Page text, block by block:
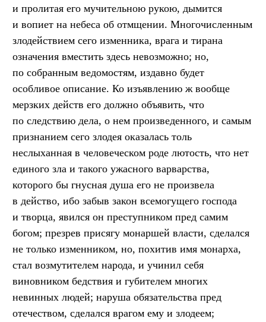
и пролитая его мучительною рукою, дымится
и вопиет на небеса об отмщении. Многочисленным
злодействием сего изменника, врага и тирана
означения вместить здесь невозможно; но,
по собранным ведомостям, издавно будет
особливое описание. Ко изъявлению ж вообще
мерзких действ его должно объявить, что
по следствию дела, о нем произведенного, и самым
признанием сего злодея оказалась толь
неслыханная в человеческом роде лютость, что нет
единого зла и такого ужасного варварства,
которого бы гнусная душа его не произвела
в действо, ибо забыв закон всемогущего господа
и творца, явился он преступником пред самим
богом; презрев присягу монаршей власти, сделался
не только изменником, но, похитив имя монарха,
стал возмутителем народа, и учинил себя
виновником бедствия и губителем многих
невинных людей; наруша обязательства пред
отечеством, сделался врагом ему и злодеем;